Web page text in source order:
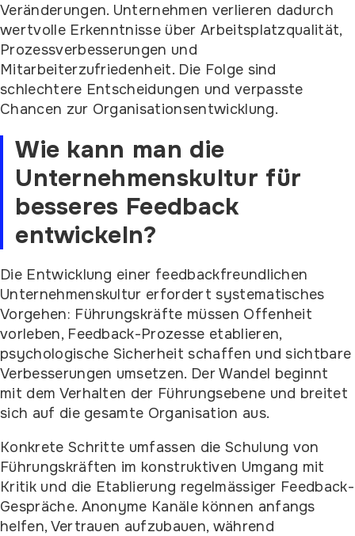
Veränderungen. Unternehmen verlieren dadurch
wertvolle Erkenntnisse über Arbeitsplatzqualität,
Prozessverbesserungen und
Mitarbeiterzufriedenheit. Die Folge sind
schlechtere Entscheidungen und verpasste
Chancen zur Organisationsentwicklung.
Wie kann man die
Unternehmenskultur für
besseres Feedback
entwickeln?
Die Entwicklung einer feedbackfreundlichen
Unternehmenskultur erfordert systematisches
Vorgehen: Führungskräfte müssen Offenheit
vorleben, Feedback-Prozesse etablieren,
psychologische Sicherheit schaffen und sichtbare
Verbesserungen umsetzen. Der Wandel beginnt
mit dem Verhalten der Führungsebene und breitet
sich auf die gesamte Organisation aus.
Konkrete Schritte umfassen die Schulung von
Führungskräften im konstruktiven Umgang mit
Kritik und die Etablierung regelmässiger Feedback-
Gespräche. Anonyme Kanäle können anfangs
helfen, Vertrauen aufzubauen, während